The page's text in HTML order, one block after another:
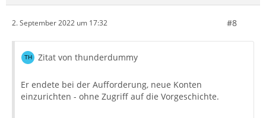
2. September 2022 um 17:32 #8
Zitat von thunderdummy
Er endete bei der Aufforderung, neue Konten
einzurichten - ohne Zugriff auf die Vorgeschichte.